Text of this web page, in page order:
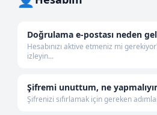
Doğrulama e-postası neden
Hesabınızı aktive etmeniz mi
izleyin...
Şifremi unuttum, ne
Şifrenizi sıfırlamak için gereken